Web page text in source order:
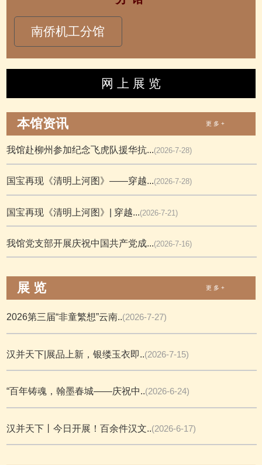
南侨机工分馆
网 上 展 览
本馆资讯 更 多 +
我馆赴柳州参加纪念飞虎队援华抗...(2026-7-28)
国宝再现《清明上河图》——穿越...(2026-7-28)
国宝再现《清明上河图》| 穿越...(2026-7-21)
我馆党支部开展庆祝中国共产党成...(2026-7-16)
展 览 更 多 +
2026第三届“非童繁想”云南..(2026-7-27)
汉并天下|展品上新，银缕玉衣即..(2026-7-15)
“百年铸魂，翰墨春城——庆祝中..(2026-6-24)
汉并天下丨今日开展！百余件汉文..(2026-6-17)